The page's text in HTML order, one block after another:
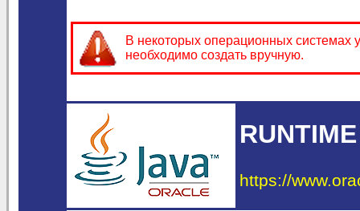
В некоторых операционных системах
необходимо создать вручную.
https://